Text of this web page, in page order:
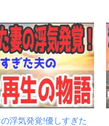
浮気発覚!優しすぎた